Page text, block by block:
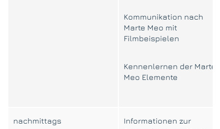
Kommunikation nach
Marte Meo mit
Filmbeispielen
Kennenlernen der Marte
Meo Elemente
nachmittags
Informationen zur